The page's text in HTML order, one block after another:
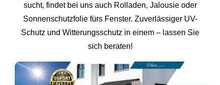
sucht, findet bei uns auch Rolladen, Jalousie oder
Sonnenschutzfolie fürs Fenster. Zuverlässiger UV-
Schutz und Witterungsschutz in einem – lassen Sie
sich beraten!